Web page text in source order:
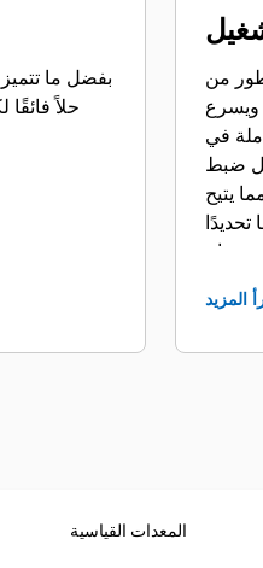
بفضل ما
من
ويسرع
في
ضبط
يتيح
تحديدًا
المزيد
المعدات القياسية